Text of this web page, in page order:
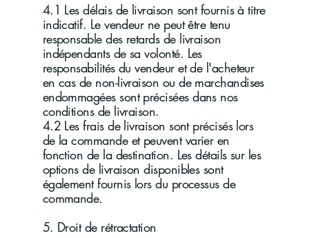
4.1 Les délais de livraison sont fournis à titre
indicatif. Le vendeur ne peut être tenu
responsable des retards de livraison
indépendants de sa volonté. Les
responsabilités du vendeur et de l'acheteur
en cas de non-livraison ou de marchandises
endommagées sont précisées dans nos
conditions de livraison.
4.2 Les frais de livraison sont précisés lors
de la commande et peuvent varier en
fonction de la destination. Les détails sur les
options de livraison disponibles sont
également fournis lors du processus de
commande.
5. Droit de rétractation